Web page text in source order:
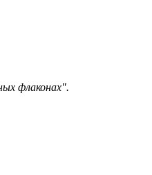
флаконах".